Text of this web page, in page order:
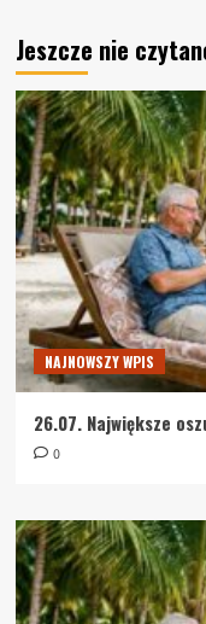
Jeszcze nie
NAJNOWSZY WPIS
26.07. Największe
0